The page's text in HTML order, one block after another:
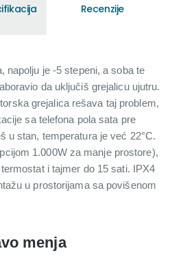
Recenzije
napolju je -5 stepeni, a soba te
da uključiš grejalicu ujutru.
grejalica rešava taj problem,
sa telefona pola sata pre
u stan, temperatura je već 22°C.
1.000W za manje prostore),
i tajmer do 15 sati. IPX4
u prostorijama sa povišenom
menja